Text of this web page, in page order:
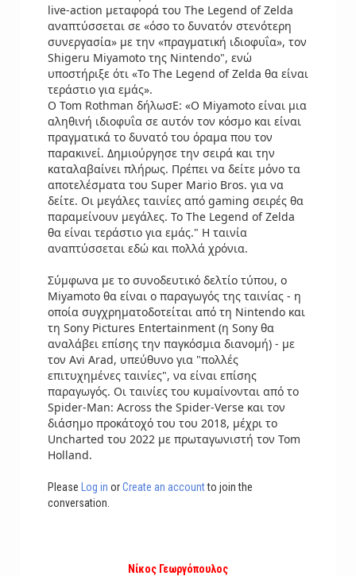
live-action μεταφορά του The Legend of Zelda
αναπτύσσεται σε «όσο το δυνατόν στενότερη
συνεργασία» με την «πραγματική ιδιοφυΐα», τον
Shigeru Miyamoto της Nintendo", ενώ
υποστήριξε ότι «Το The Legend of Zelda θα είναι
τεράστιο για εμάς».
O Tom Rothman δήλωσΕ: «Ο Miyamoto είναι μια
αληθινή ιδιοφυΐα σε αυτόν τον κόσμο και είναι
πραγματικά το δυνατό του όραμα που τον
παρακινεί. Δημιούργησε την σειρά και την
καταλαβαίνει πλήρως. Πρέπει να δείτε μόνο τα
αποτελέσματα του Super Mario Bros. για να
δείτε. Οι μεγάλες ταινίες από gaming σειρές θα
παραμείνουν μεγάλες. Το The Legend of Zelda
θα είναι τεράστιο για εμάς." Η ταινία
αναπτύσσεται εδώ και πολλά χρόνια.
Σύμφωνα με το συνοδευτικό δελτίο τύπου, ο
Miyamoto θα είναι ο παραγωγός της ταινίας - η
οποία συγχρηματοδοτείται από τη Nintendo και
τη Sony Pictures Entertainment (η Sony θα
αναλάβει επίσης την παγκόσμια διανομή) - με
τον Avi Arad, υπεύθυνο για "πολλές
επιτυχημένες ταινίες", να είναι επίσης
παραγωγός. Οι ταινίες του κυμαίνονται από το
Spider-Man: Across the Spider-Verse και τον
διάσημο προκάτοχό του του 2018, μέχρι το
Uncharted του 2022 με πρωταγωνιστή τον Tom
Holland.
Please Log in orCreate an accountto join the
conversation.
Νίκος Γεωργόπουλος